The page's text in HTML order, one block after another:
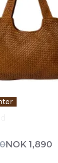
NOK 1,890